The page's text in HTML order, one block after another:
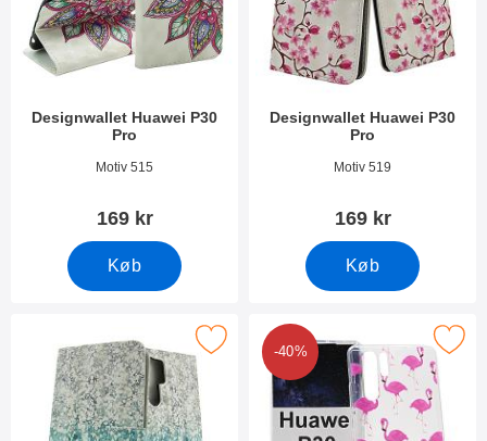
Designwallet Huawei P30
Pro
Varenr 30800Motiv 515
169 kr
Køb
Designwallet Huawei P30
Pro
Varenr 34622Motiv 519
169 kr
Køb
Marker designwallet Huawei P30 Pro som favorit
-40%
Marker tPU Designcover Huawei